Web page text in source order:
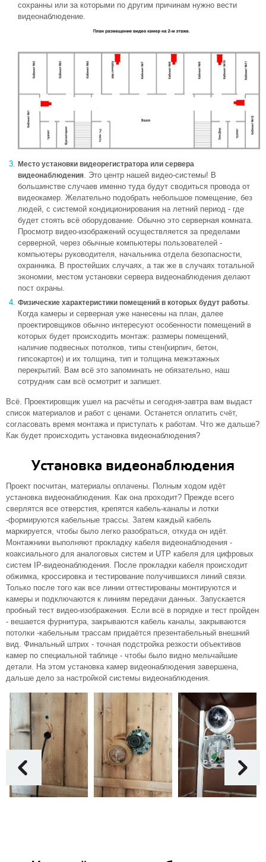
сохранны или за которыми по другим причинам нужно вести
видеонаблюдение.
Место установки видеорегистратора или сервера
видеонаблюдения. Это центр нашей видео-системы! В
большинстве случаев именно туда будут сводиться провода от
видеокамер. Желательно подобрать небольшое помещение, без
людей, с системой кондиционирования на летний период - где
будет стоять всё оборудование. Обычно это серверная комната.
Просмотр видео-изображений осуществляется за пределами
серверной, через обычные компьютеры пользователей -
компьютеры руководителя, начальника отдела безопасности,
охранника. В простейших случаях, а так же в случаях тотальной
экономии, местом установки сервера видеонаблюдения делают
пост охраны.
Физические характеристики помещений в которых будут работы.
Когда камеры и серверная уже нанесены на план, далее
проектировщиков обычно интересуют особенности помещений в
которых будет происходить монтаж: размеры помещений,
наличие подвесных потолков, типы стен(кирпич, бетон,
гипсокартон) и их толщина, тип и толщина межэтажных
перекрытий. Вам всё это запоминать не обязательно, наш
сотрудник сам всё осмотрит и запишет.
Всё. Проектировщик ушел на расчёты и сегодня-завтра вам выдаст
список материалов и работ c ценами. Останется оплатить счёт,
согласовать время монтажа и приступать к работам. Что же дальше?
Как будет происходить установка видеонаблюдения?
Установка видеонаблюдения
Проект посчитан, материалы оплачены. Полным ходом идёт
установка видеонаблюдения. Как она проходит? Прежде всего
сверлятся все отверстия, крепятся кабель-каналы и лотки
-формируются кабельные трассы. Затем каждый кабель
маркируется, чтобы было легко разобраться, откуда он идёт.
Монтажники выполняют прокладку кабеля видеонаблюдения -
коаксиального для аналоговых систем и UTP кабеля для цифровых
систем IP-видеонаблюдения. После прокладки кабеля происходит
обжимка, кроссировка и тестирование получившихся линий связи.
Только после того как все линии оттестированы монтируются и
камеры и подключаются к линиям передачи данных. Запускается
пробный тест видео-изображения. Если всё в порядке и тест пройден
- вешается фурнитура, закрываются кабель каналы, закрываются
потолки -кабельным трассам придаётся презентабельный внешний
вид. Финальный штрих - точная подстройка резкости объективов
камер по специальной таблице - чтобы было видно мельчайшие
детали. На этом установка камер видеонаблюдения завершена,
дальше дело за настройкой системы видеонаблюдения.